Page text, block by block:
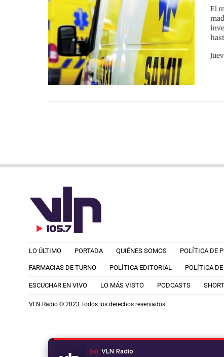
El
VLN Radio
LO ÚLTIMO PORTADA QUIÉNES SOMOS POLÍTICA DE
FARMACIAS DE TURNO POLÍTICA EDITORIAL POLÍTICA DE
ESCUCHAR EN VIVO LO MÁS VISTO PODCASTS
VLN Radio © 2023 Todos los derechos reservados